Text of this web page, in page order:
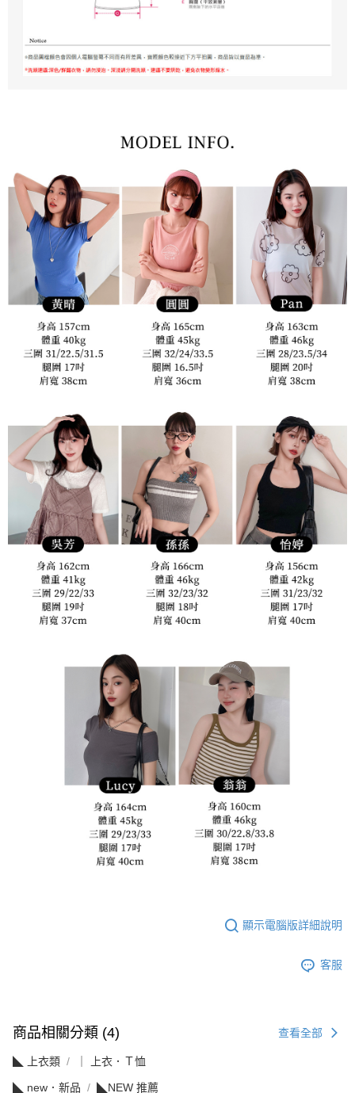
顯示電腦版詳細說明
客服
商品相關分類 (4) 查看全部
◣ 上衣類 ｜ 上衣．Ｔ恤
◣ new．新品 ◣NEW 推薦